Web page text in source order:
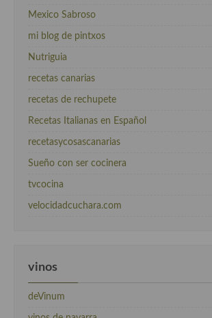
Mexico Sabroso
mi blog de pintxos
Nutriguia
recetas canarias
recetas de rechupete
Recetas Italianas en Español
recetasycosascanarias
Sueño con ser cocinera
tvcocina
velocidadcuchara.com
vinos
deVinum